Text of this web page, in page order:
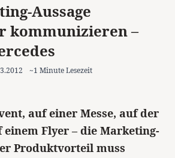
Aussage
kommunizieren –
~1 Minute Lesezeit
auf einer Messe, auf der
Flyer – die Marketing-
Produktvorteil muss